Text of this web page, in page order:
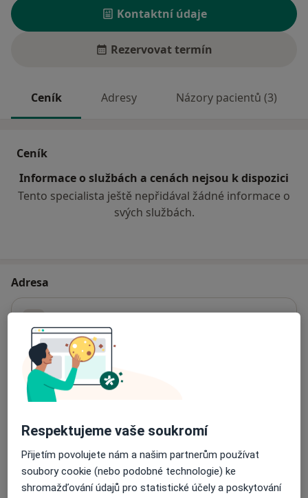
Kontaktní údaje
Rezervovat termín
Ceník Adresy Názory pacientů (3)
Ceník
Informace o službách a cenách nejsou k dispozici
Tento specialista ještě nepřidával žádné informace o
svých službách.
Adresa
Stomatologická klinika K 11
Karáskovo náměstí 11,
Přiblížit mapu
Co mám v takové situaci udělat?
Víceo adrese
Respektujeme vaše soukromí
Přijetím povolujete nám a našim partnerům používat
soubory cookie (nebo podobné technologie) ke
shromažďování údajů pro statistické účely a poskytování